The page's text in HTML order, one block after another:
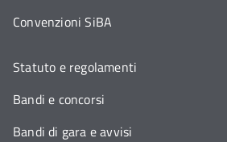
Convenzioni SiBA
Statuto e regolamenti
Bandi e concorsi
Bandi di gara e avvisi